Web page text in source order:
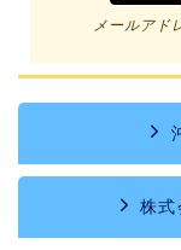
メールアド
株式